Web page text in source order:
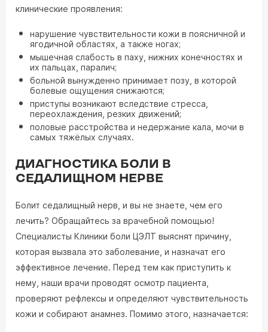
клинические проявления:
нарушение чувствительности кожи в поясничной и
ягодичной областях, а также ногах;
мышечная слабость в паху, нижних конечностях и
их пальцах, паралич;
больной вынужденно принимает позу, в которой
болевые ощущения снижаются;
приступы возникают вследствие стресса,
переохлаждения, резких движений;
половые расстройства и недержание кала, мочи в
самых тяжёлых случаях.
ДИАГНОСТИКА БОЛИ В
СЕДАЛИЩНОМ НЕРВЕ
Болит седалищный нерв, и вы не знаете, чем его
лечить? Обращайтесь за врачебной помощью!
Специалисты Клиники боли ЦЭЛТ выяснят причину,
которая вызвала это заболевание, и назначат его
эффективное лечение. Перед тем как приступить к
нему, наши врачи проводят осмотр пациента,
проверяют рефлексы и определяют чувствительность
кожи и собирают анамнез. Помимо этого, назначается: